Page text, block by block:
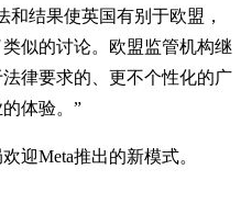
和结果使英国有别于欧盟，
似的讨论。欧盟监管机构继
律要求的、更不个性化的广
体验。”
迎Meta推出的新模式。